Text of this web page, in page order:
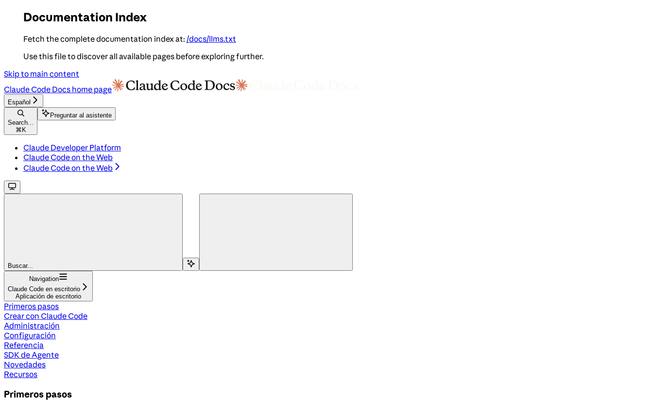
Documentation Index
Fetch the complete documentation index at: /docs/llms.txt
Use this file to discover all available pages before exploring further.
Skip to main content
Claude Code Docs home page
Español
Search...
⌘ K
Preguntar al asistente
Claude Developer Platform
Claude Code on the Web
Claude Code on the Web
Buscar...
Navigation
Claude Code en escritorio
Aplicación de escritorio
Primeros pasos
Crear con Claude Code
Administración
Configuración
Referencia
SDK de Agente
Novedades
Recursos
Primeros pasos